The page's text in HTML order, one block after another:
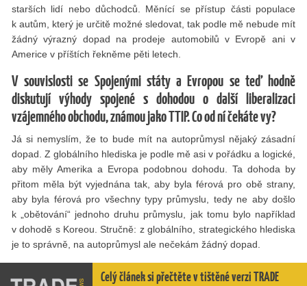
starších lidí nebo důchodců. Měnící se přístup části populace
k autům, který je určitě možné sledovat, tak podle mě nebude mít
žádný výrazný dopad na prodeje automobilů v Evropě ani v
Americe v příštích řekněme pěti letech.
V souvislosti se Spojenými státy a Evropou se teď hodně
diskutují výhody spojené s dohodou o další liberalizaci
vzájemného obchodu, známou jako TTIP. Co od ní čekáte vy?
Já si nemyslím, že to bude mít na autoprůmysl nějaký zásadní
dopad. Z globálního hlediska je podle mě asi v pořádku a logické,
aby měly Amerika a Evropa podobnou dohodu. Ta dohoda by
přitom měla být vyjednána tak, aby byla férová pro obě strany,
aby byla férová pro všechny typy průmyslu, tedy ne aby došlo
k „obětování“ jednoho druhu průmyslu, jak tomu bylo například
v dohodě s Koreou. Stručně: z globálního, strategického hlediska
je to správně, na autoprůmysl ale nečekám žádný dopad.
Celý článek si přečtěte v tištěné verzi TRADE